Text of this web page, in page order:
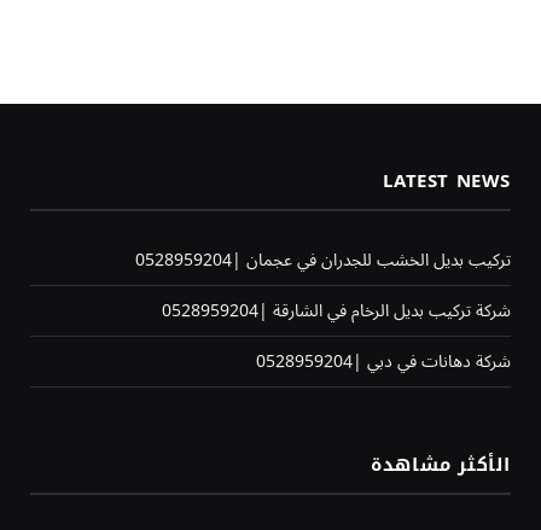
LATEST NEWS
تركيب بديل الخشب للجدران في عجمان |0528959204
شركة تركيب بديل الرخام في الشارقة |0528959204
شركة دهانات في دبي |0528959204
الأكثر مشاهدة